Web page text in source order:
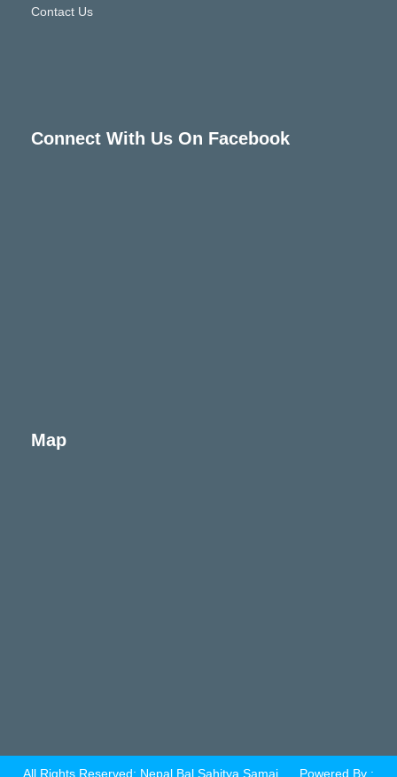
Contact Us
Connect With Us On Facebook
Map
All Rights Reserved: Nepal Bal Sahitya Samaj Powered By :